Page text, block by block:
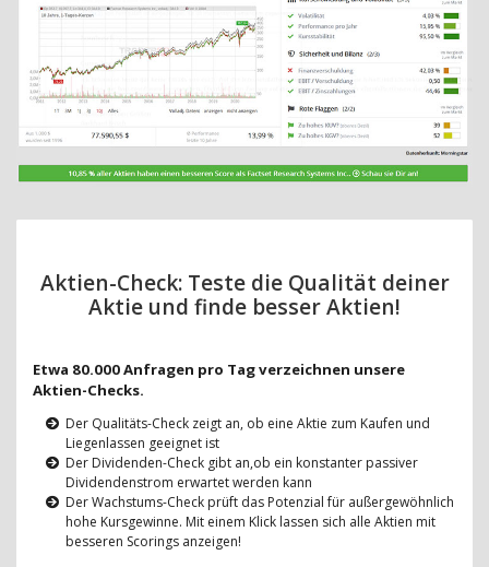
Aktien-Check: Teste die Qualität deiner
Aktie und finde besser Aktien!
Etwa 80.000 Anfragen pro Tag verzeichnen unsere
Aktien-Checks.
Der Qualitäts-Check zeigt an, ob eine Aktie zum Kaufen und
Liegenlassen geeignet ist
Der Dividenden-Check gibt an,ob ein konstanter passiver
Dividendenstrom erwartet werden kann
Der Wachstums-Check prüft das Potenzial für außergewöhnlich
hohe Kursgewinne. Mit einem Klick lassen sich alle Aktien mit
besseren Scorings anzeigen!